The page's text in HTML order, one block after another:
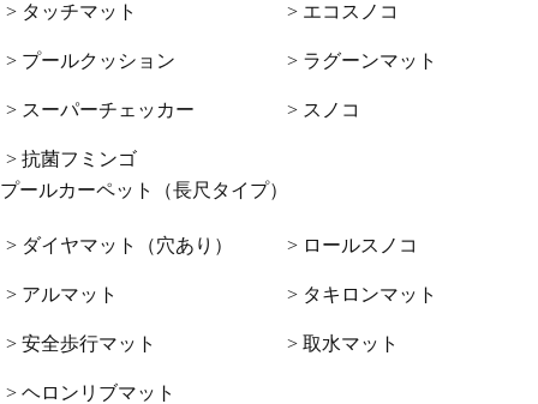
> タッチマット
> プールクッション
> スーパーチェッカー
> 抗菌フミンゴ
> エコスノコ
> ラグーンマット
> スノコ
プールカーペット（長尺タイプ）
> ダイヤマット（穴あり）
> アルマット
> 安全歩行マット
> ヘロンリブマット
> ロールスノコ
> タキロンマット
> 取水マット